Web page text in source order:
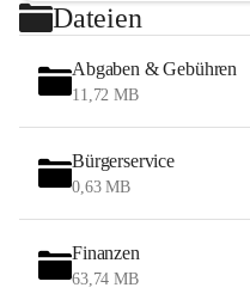
Dateien
Abgaben & Gebühren
11,72 MB
Bürgerservice
0,63 MB
Finanzen
63,74 MB